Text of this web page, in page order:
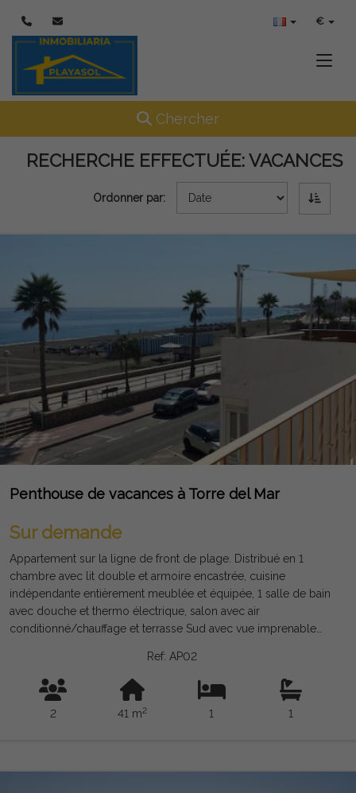
€
Toggle navigation
Chercher
RECHERCHE EFFECTUÉE:VACANCES
Ordonner par:
Penthouse de vacances à Torre del Mar
Sur demande
Appartement sur la ligne de front de plage. Distribué en 1
chambre avec lit double et armoire encastrée, cuisine
indépendante entièrement meublée et équipée, 1 salle de bain
avec douche et thermo électrique, salon avec air
conditionné/chauffage et terrasse Sud avec vue imprenable
Ref: AP02
2 41 m2 1 1